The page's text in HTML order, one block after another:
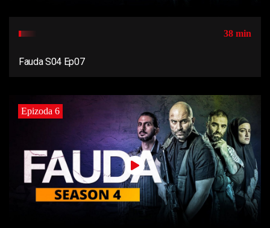
38 min
Fauda S04 Ep07
Epizoda 6